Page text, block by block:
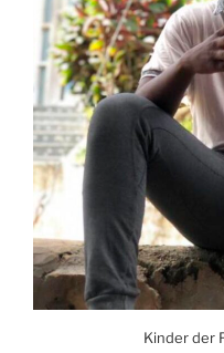
Kinder der